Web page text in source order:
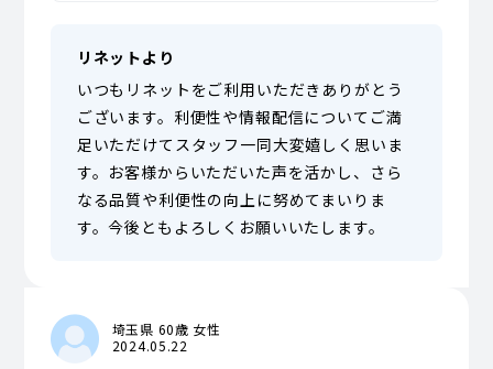
リネットより
いつもリネットをご利用いただきありがとう
ございます。利便性や情報配信についてご満
足いただけてスタッフ一同大変嬉しく思いま
す。お客様からいただいた声を活かし、さら
なる品質や利便性の向上に努めてまいりま
す。今後ともよろしくお願いいたします。
埼玉県 60歳 女性
2024.05.22